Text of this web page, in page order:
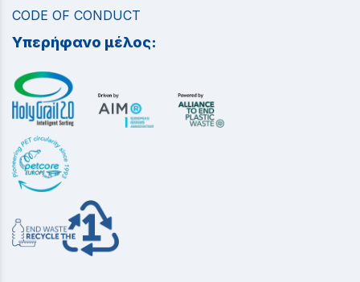
CODE OF CONDUCT
Υπερήφανο μέλος: